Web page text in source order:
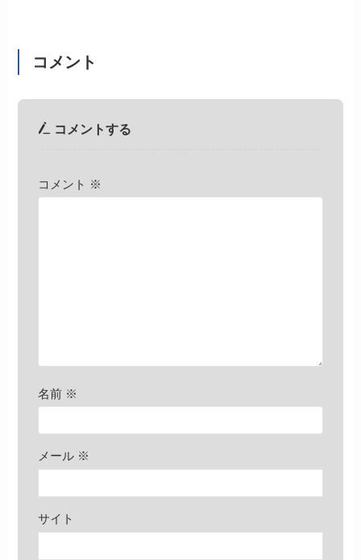
コメント
コメントする
コメント ※
名前 ※
メール ※
サイト